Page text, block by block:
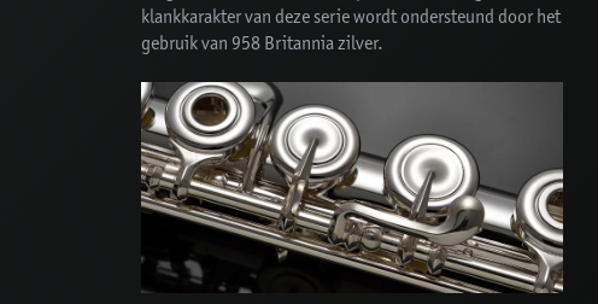
klankkarakter van deze serie wordt ondersteund door het
gebruik van 958 Britannia zilver.